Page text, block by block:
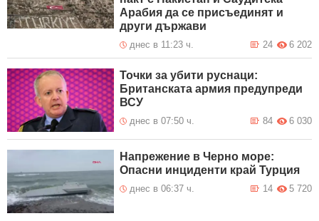
Арабия да се присъединят и
други държави
днес в 11:23 ч. 6 202
24
Точки за убити руснаци:
Британската армия предупреди
ВСУ
днес в 07:50 ч. 6 030
84
Напрежение в Черно море:
Опасни инциденти край Турция
днес в 06:37 ч. 5 720
14